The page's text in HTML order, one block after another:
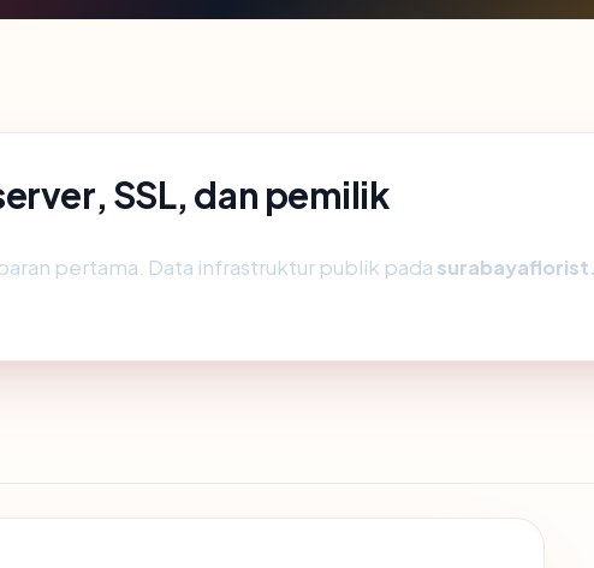
SSL, dan pemilik
pertama. Data infrastruktur publik pada